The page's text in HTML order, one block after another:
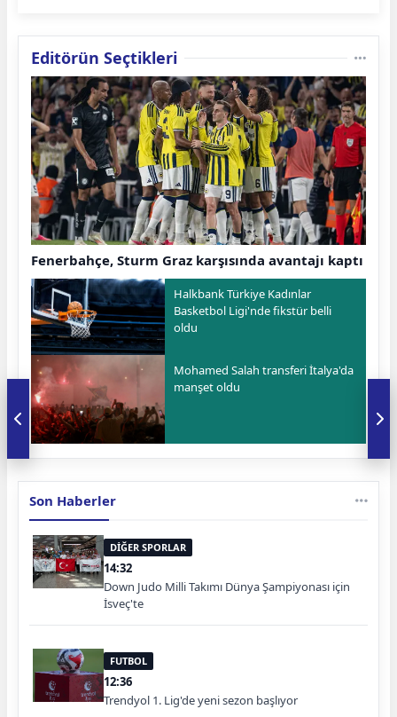
Editörün Seçtikleri
Fenerbahçe, Sturm Graz karşısında avantajı kaptı
Halkbank Türkiye Kadınlar
Basketbol Ligi'nde fikstür belli
oldu
Mohamed Salah transferi İtalya'da
manşet oldu
Son Haberler
DİĞER SPORLAR
14:32
Down Judo Milli Takımı Dünya Şampiyonası için
İsveç'te
FUTBOL
12:36
Trendyol 1. Lig'de yeni sezon başlıyor